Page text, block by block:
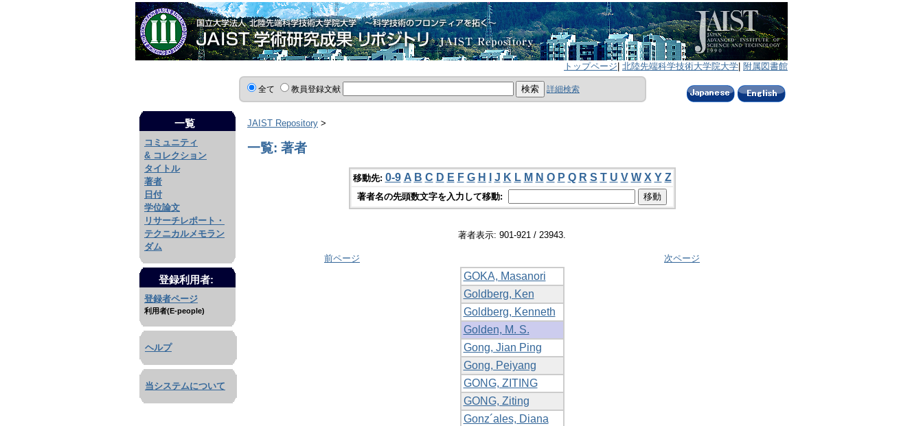
トップページ 北陸先端科学技術大学院大学 附属図書館
全て 教員登録文献 詳細検索
一覧
コミュニティ
& コレクション
タイトル
著者
日付
学位論文
リサーチレポート・
テクニカルメモラン
ダム
登録利用者:
登録者ページ
利用者(E-people)
ヘルプ
当システムについて
JAIST Repository >
一覧: 著者
移動先: 0-9 A B C D E F G H J K L M N O P Q R S T U V W X Y Z
著者名の先頭数文字を入力して移動:
著者表示: 901-921 / 23943.
前ページ 次ページ
GOKA, Masanori
Goldberg, Ken
Goldberg, Kenneth
Golden, M. S.
Gong, Jian Ping
Gong, Peiyang
GONG, ZITING
GONG, Ziting
Gonz´ales, Diana